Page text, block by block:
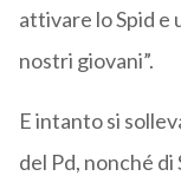
attivare lo Spid e
nostri giovani”.
E intanto si
del Pd, nonché